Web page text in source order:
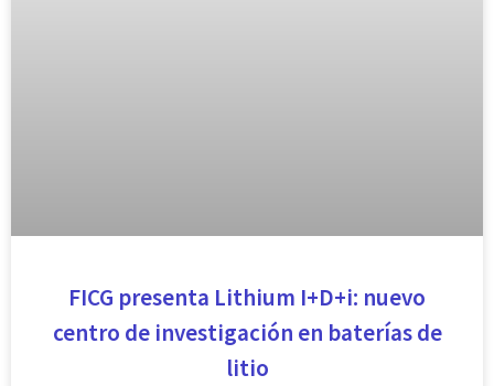
FICG presenta Lithium I+D+i: nuevo
centro de investigación en baterías de
litio